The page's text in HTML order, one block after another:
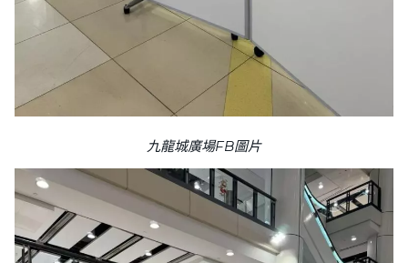
九龍城廣場FB圖片